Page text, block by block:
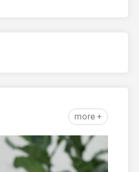
more +